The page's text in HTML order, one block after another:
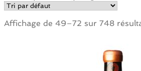
Affichage de 49–72 sur 748